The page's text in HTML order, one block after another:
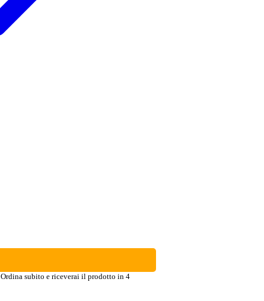
Ordina subito e riceverai il prodotto in 4